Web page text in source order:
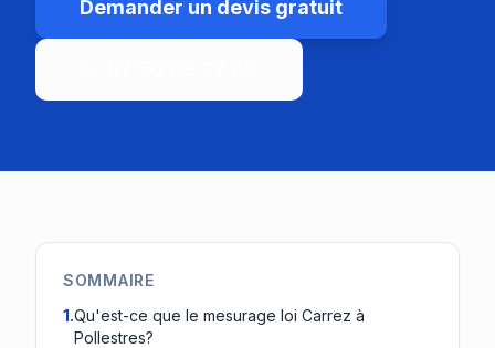
Demander un devis gratuit
SOMMAIRE
1.Qu'est-ce que le mesurage loi Carrez à
Pollestres?